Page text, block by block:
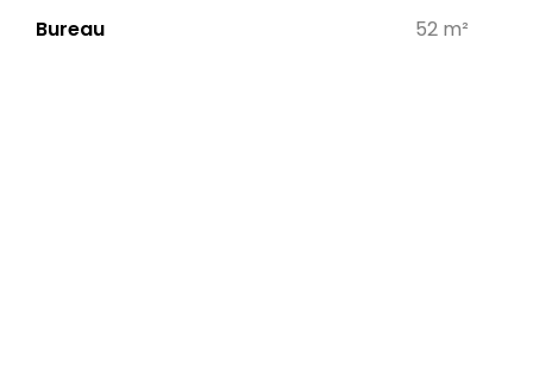
Bureau 52 m²